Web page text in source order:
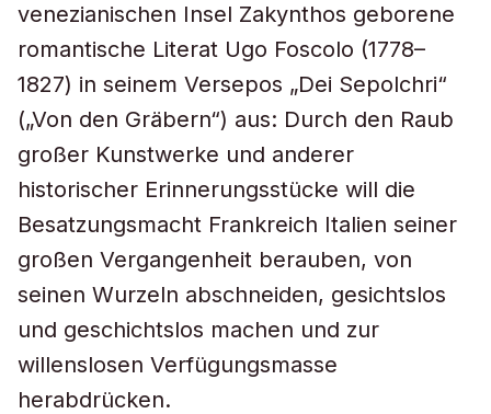
venezianischen Insel Zakynthos geborene
romantische Literat Ugo Foscolo (1778–
1827) in seinem Versepos „Dei Sepolchri“
(„Von den Gräbern“) aus: Durch den Raub
großer Kunstwerke und anderer
historischer Erinnerungsstücke will die
Besatzungsmacht Frankreich Italien seiner
großen Vergangenheit berauben, von
seinen Wurzeln abschneiden, gesichtslos
und geschichtslos machen und zur
willenslosen Verfügungsmasse
herabdrücken.